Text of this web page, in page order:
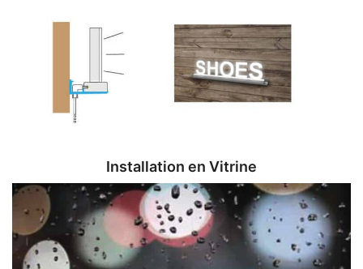
Installation en Vitrine